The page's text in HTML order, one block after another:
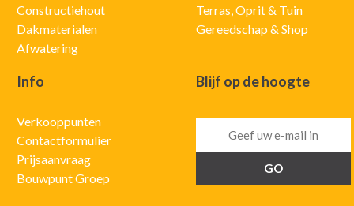
Constructiehout
Dakmaterialen
Afwatering
Terras, Oprit & Tuin
Gereedschap & Shop
Info
Verkooppunten
Contactformulier
Prijsaanvraag
Bouwpunt Groep
Blijf op de hoogte